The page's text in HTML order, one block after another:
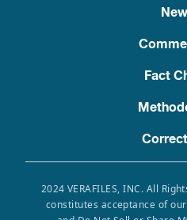
Fact
2024 VERAFILES, INC. All
constitutes acceptance of our